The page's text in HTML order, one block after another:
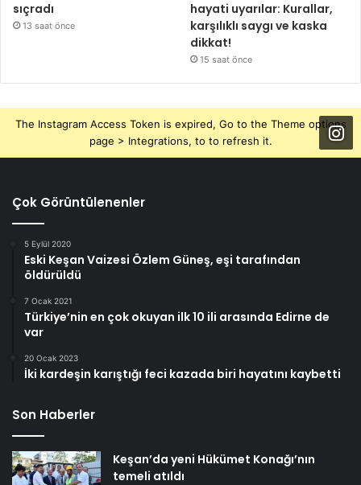
sıçradı
13 saat önce
hayati uyarılar: Kurallar,
karşılıklı saygı ve kaska
dikkat!
15 saat önce
The Instagram Access Token is expired, Go to the Theme options
page > Integrations, to to refresh it.
Çok Görüntülenenler
5 Eylül 2020
Eski Keşan Vaizesi Özlem Güneş, eşi tarafından
öldürüldü
7 Ocak 2021
Türkiye’nin en çok okuyan ilk 10 ili arasında Edirne de
var
20 Ocak 2023
İki kardeşin karıştığı feci kazada biri hayatını kaybetti
Son Haberler
Keşan’da yeni Hükümet Konağı’nın
temeli atıldı